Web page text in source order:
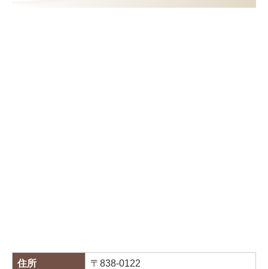
住所
〒838-0122